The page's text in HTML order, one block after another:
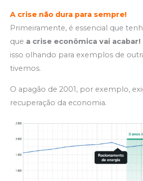
A crise não dura para sempre!
Primeiramente, é essencial que
que a crise econômica vai acabar!
isso olhando para exemplos de
tivemos.
O apagão de 2001, por exemplo,
recuperação da economia.